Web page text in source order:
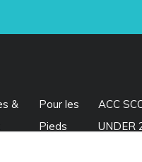
&
Pour les
Pieds
ACC
UNDER